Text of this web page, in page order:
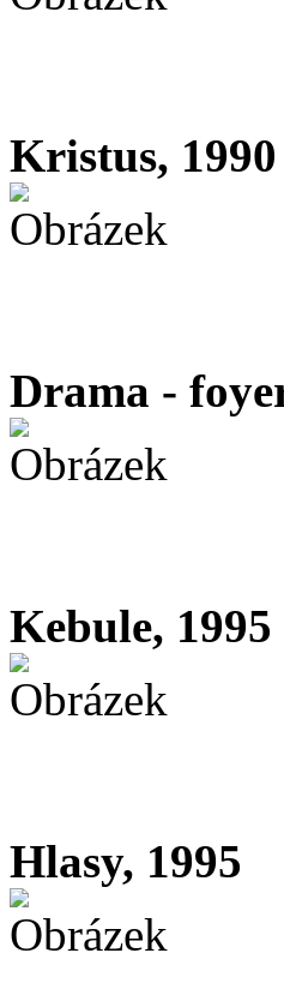
Kristus, 1990
Drama -
Kebule, 1995
Hlasy, 1995